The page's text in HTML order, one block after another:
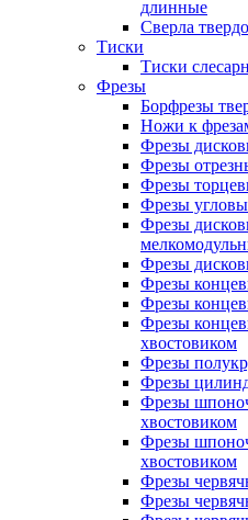
длинные
Сверла
Тиски
Тиски
Фрезы
Борфрезы
Ножи к
Фрезы
Фрезы
Фрезы
Фрезы
Фрезы
Фрезы
Фрезы
Фрезы
Фрезы
хвостовиком
Фрезы
Фрезы
Фрезы
хвостовиком
Фрезы
хвостовиком
Фрезы
Фрезы